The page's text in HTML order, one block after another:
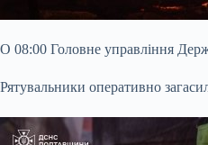
О 08:00 Головне управління
Рятувальники оперативно